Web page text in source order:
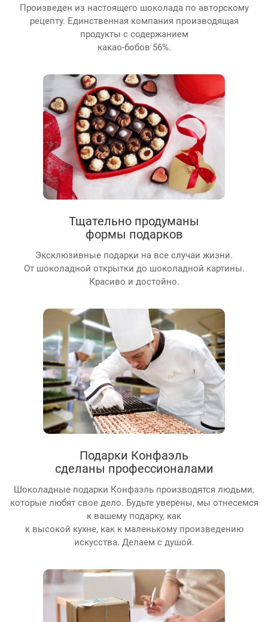
Произведен из настоящего шоколада по авторскому
рецепту. Единственная компания производящая
продукты с содержанием
какао-бобов 56%.
Тщательно продуманы
формы подарков
Эксклюзивные подарки на все случаи жизни.
От шоколадной открытки до шоколадной картины.
Красиво и достойно.
Подарки Конфаэль
сделаны профессионалами
Шоколадные подарки Конфаэль производятся людьми,
которые любят свое дело. Будьте уверены, мы отнесемся
к вашему подарку, как
к высокой кухне, как к маленькому произведению
искусства. Делаем с душой.